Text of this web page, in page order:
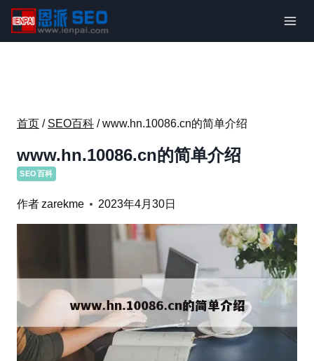
内
首页 / SEO百科 / www.hn.10086.cn的简单介绍
www.hn.10086.cn的简单介绍
SEO百科
作者zarekme 2023年4月30日